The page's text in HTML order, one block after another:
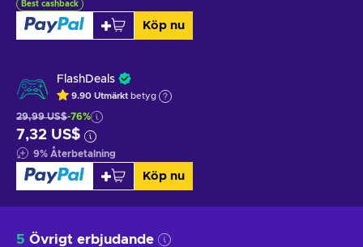
Best cashback
Köp nu
FlashDeals
9.90 Utmärkt betyg
29,99 US$-76%
7,32 US$
9% Återbetalning
Köp nu
5 Övrigt erbjudande